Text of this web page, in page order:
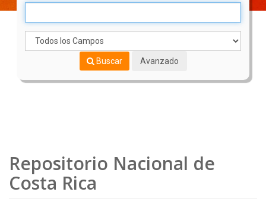
Buscar Avanzado
Repositorio Nacional de
Costa Rica